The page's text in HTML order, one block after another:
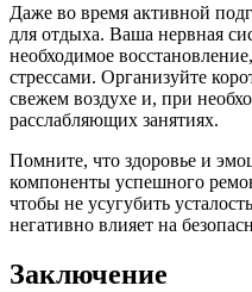
Даже во время активной
для отдыха. Ваша нервная
необходимое
стрессами. Организуйте
свежем воздухе и, при
расслабляющих занятиях.
Помните, что здоровье и
компоненты успешного
чтобы не усугубить
негативно влияет на
Заключение